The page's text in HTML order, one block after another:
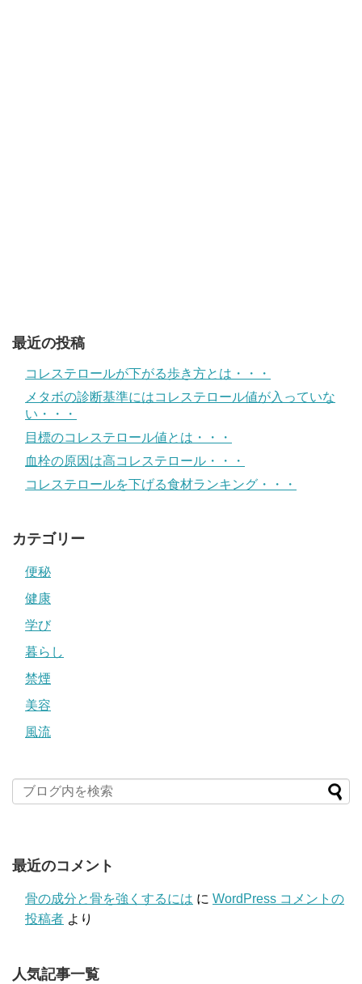
最近の投稿
コレステロールが下がる歩き方とは・・・
メタボの診断基準にはコレステロール値が入っていな
い・・・
目標のコレステロール値とは・・・
血栓の原因は高コレステロール・・・
コレステロールを下げる食材ランキング・・・
カテゴリー
便秘
健康
学び
暮らし
禁煙
美容
風流
最近のコメント
骨の成分と骨を強くするには に WordPress コメントの
投稿者 より
人気記事一覧